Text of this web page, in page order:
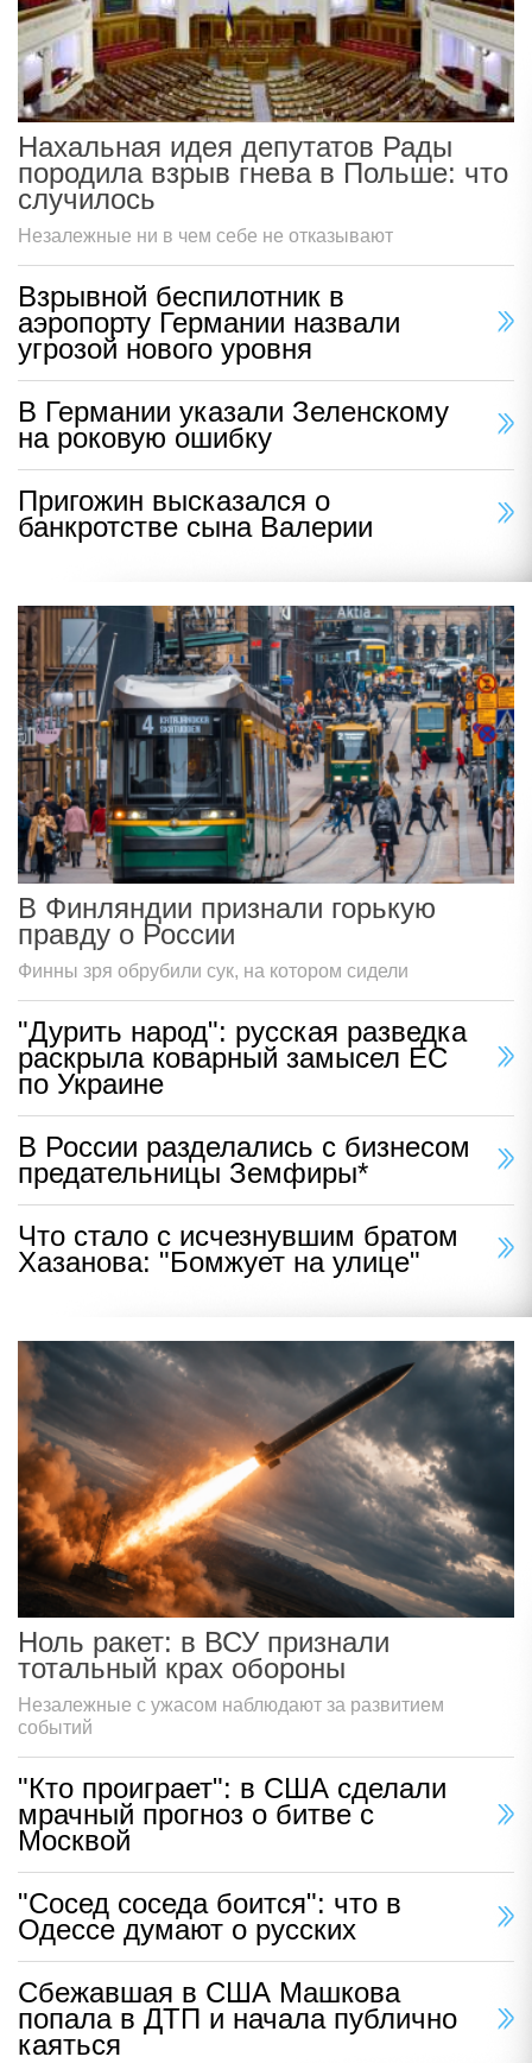
Нахальная идея депутатов Рады
породила взрыв гнева в Польше: что
случилось
Незалежные ни в чем себе не отказывают
Взрывной беспилотник в
аэропорту Германии назвали
угрозой нового уровня
В Германии указали Зеленскому
на роковую ошибку
Пригожин высказался о
банкротстве сына Валерии
В Финляндии признали горькую
правду о России
Финны зря обрубили сук, на котором сидели
"Дурить народ": русская разведка
раскрыла коварный замысел ЕС
по Украине
В России разделались с бизнесом
предательницы Земфиры*
Что стало с исчезнувшим братом
Хазанова: "Бомжует на улице"
Ноль ракет: в ВСУ признали
тотальный крах обороны
Незалежные с ужасом наблюдают за развитием
событий
"Кто проиграет": в США сделали
мрачный прогноз о битве с
Москвой
"Сосед соседа боится": что в
Одессе думают о русских
Сбежавшая в США Машкова
попала в ДТП и начала публично
каяться